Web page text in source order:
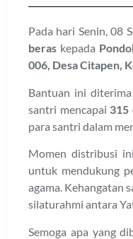
Pada hari Senin, 08
beras kepada
006, Desa Citapen,
Bantuan ini
santri mencapai 315
para santri dalam
Momen distribusi
untuk mendukung
agama. Kehangatan
silaturahmi antara
Semoga apa yang